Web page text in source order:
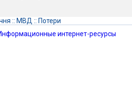
:: МВД :: Потери
интернет-ресурсы